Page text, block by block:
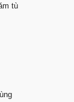
tù